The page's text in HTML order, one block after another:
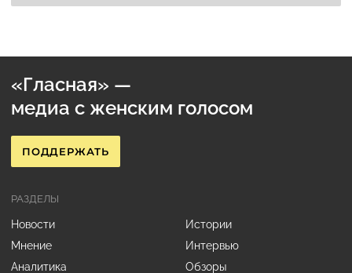
«Гласная» —
медиа с женским голосом
ПОДДЕРЖАТЬ
РАЗДЕЛЫ
Новости
Истории
Мнение
Интервью
Аналитика
Обзоры